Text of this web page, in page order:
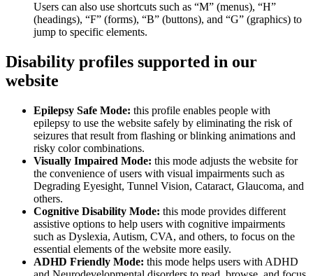
Users can also use shortcuts such as “M” (menus), “H”
(headings), “F” (forms), “B” (buttons), and “G” (graphics) to
jump to specific elements.
Disability profiles supported in our
website
Epilepsy Safe Mode: this profile enables people with
epilepsy to use the website safely by eliminating the risk of
seizures that result from flashing or blinking animations and
risky color combinations.
Visually Impaired Mode: this mode adjusts the website for
the convenience of users with visual impairments such as
Degrading Eyesight, Tunnel Vision, Cataract, Glaucoma, and
others.
Cognitive Disability Mode: this mode provides different
assistive options to help users with cognitive impairments
such as Dyslexia, Autism, CVA, and others, to focus on the
essential elements of the website more easily.
ADHD Friendly Mode: this mode helps users with ADHD